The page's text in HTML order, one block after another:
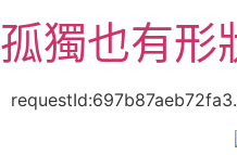
至
主
孤獨也有形